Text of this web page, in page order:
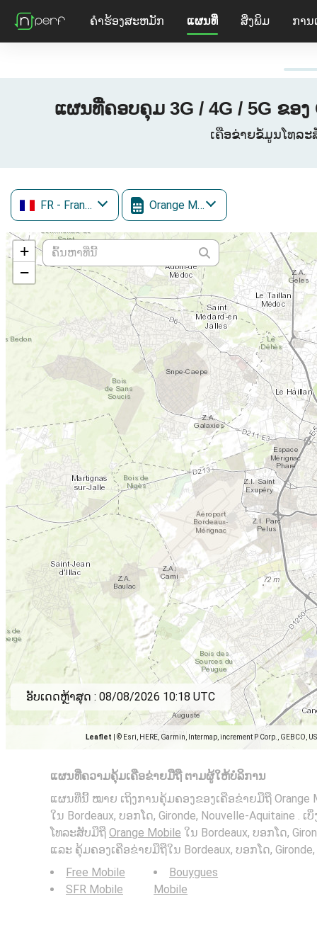
ຄໍາຮ້ອງສະຫມັກ ແຜນທີ່ ສິ່ງພິມ ການ
ແຜນທີ່ຄອບຄຸມ 3G / 4G / 5G ຂອ
ເຄືອຂ່າຍຂໍ້ມູນໂທລະສັ
FR - France Orange Mobile
+
−
Leaflet © Esri, HERE, Garmin, Intermap, increment P Corp., GEBCO,
ອັບເດດຫຼ້າສຸດ : 08/08/2026 10:18 UTC
ແຜນທີ່ຄວາມຄຸ້ມເຄືອຂ່າຍມືຖື ຕາມຜູ້ໃຫ້ບໍລິການ
ແຜນທີ່ນີ້ ໝາຍ ເຖິງການຄຸ້ມຄອງຂອງເຄືອຂ່າຍມືຖື Orange
ໃນ Bordeaux, ບອກໂດ, Gironde, Nouvelle-Aquitaine .
ໂທລະສັບມືຖື Orange Mobile ໃນ Bordeaux, ບອກໂດ,
ແລະ ຄຸ້ມຄອງເຄືອຂ່າຍມືຖືໃນ Bordeaux, ບອກໂດ, Gironde,
Free Mobile
SFR Mobile
Bouygues
Mobile